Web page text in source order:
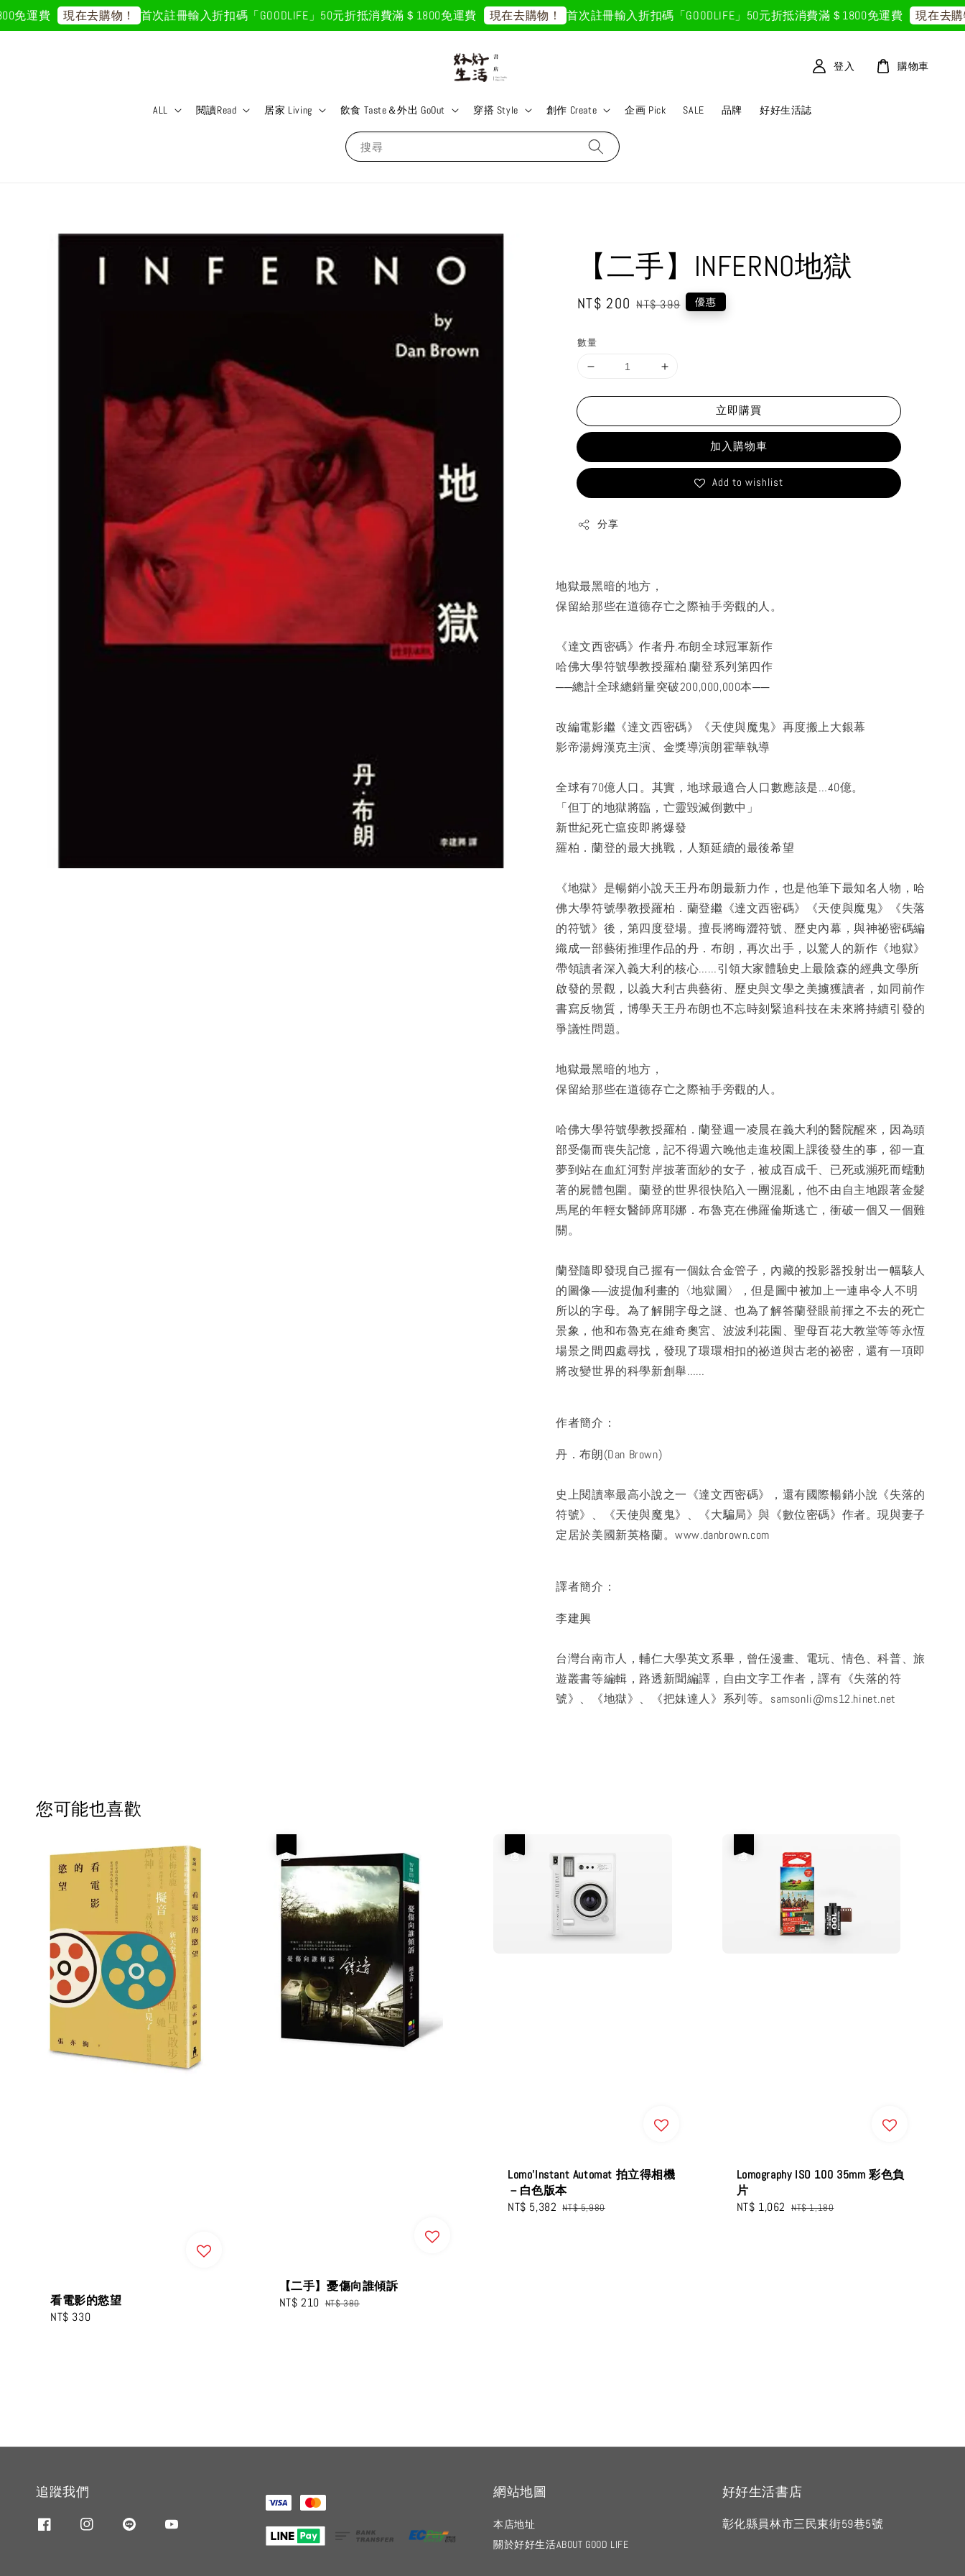
運費 現在去購物！ 首次註冊輸入折扣碼「GOODLIFE」50元折抵消費滿＄1800免運費 現在去購物！ 首次註冊輸入折扣碼「GOODLIFE」50元折抵消費滿＄1800免運費 現在去購物
搜尋
ALL 閱讀Read 居家 Living 飲食 Taste＆外出 GoOut 穿搭 Style 創作 Create 企画 Pick SALE 品牌 好好生活誌
登入 購物車
【二手】INFERNO地獄
Sale
NT$ 200 Regular
NT$ 399 優惠
數量
立即購買
加入購物車
Add to wishlist
分享
地獄最黑暗的地方，
保留給那些在道德存亡之際袖手旁觀的人。
《達文西密碼》作者丹.布朗全球冠軍新作
哈佛大學符號學教授羅柏.蘭登系列第四作
──總計全球總銷量突破200,000,000本──
改編電影繼《達文西密碼》《天使與魔鬼》再度搬上大銀幕
影帝湯姆漢克主演、金獎導演朗霍華執導
全球有70億人口。其實，地球最適合人口數應該是…40億。
「但丁的地獄將臨，亡靈毀滅倒數中」
新世紀死亡瘟疫即將爆發
羅柏．蘭登的最大挑戰，人類延續的最後希望
《地獄》是暢銷小說天王丹布朗最新力作，也是他筆下最知名人物，哈
佛大學符號學教授羅柏．蘭登繼《達文西密碼》《天使與魔鬼》《失落
的符號》後，第四度登場。擅長將晦澀符號、歷史內幕，與神祕密碼編
織成一部藝術推理作品的丹．布朗，再次出手，以驚人的新作《地獄》
帶領讀者深入義大利的核心……引領大家體驗史上最陰森的經典文學所
啟發的景觀，以義大利古典藝術、歷史與文學之美擄獲讀者，如同前作
書寫反物質，博學天王丹布朗也不忘時刻緊追科技在未來將持續引發的
爭議性問題。
地獄最黑暗的地方，
保留給那些在道德存亡之際袖手旁觀的人。
哈佛大學符號學教授羅柏．蘭登週一凌晨在義大利的醫院醒來，因為頭
部受傷而喪失記憶，記不得週六晚他走進校園上課後發生的事，卻一直
夢到站在血紅河對岸披著面紗的女子，被成百成千、已死或瀕死而蠕動
著的屍體包圍。蘭登的世界很快陷入一團混亂，他不由自主地跟著金髮
馬尾的年輕女醫師席耶娜．布魯克在佛羅倫斯逃亡，衝破一個又一個難
關。
蘭登隨即發現自己握有一個鈦合金管子，內藏的投影器投射出一幅駭人
的圖像──波提伽利畫的〈地獄圖〉，但是圖中被加上一連串令人不明
所以的字母。為了解開字母之謎、也為了解答蘭登眼前揮之不去的死亡
景象，他和布魯克在維奇奧宮、波波利花園、聖母百花大教堂等等永恆
場景之間四處尋找，發現了環環相扣的祕道與古老的祕密，還有一項即
將改變世界的科學新創舉……
作者簡介：
丹．布朗(Dan Brown)
史上閱讀率最高小說之一《達文西密碼》，還有國際暢銷小說《失落的
符號》、《天使與魔鬼》、《大騙局》與《數位密碼》作者。現與妻子
定居於美國新英格蘭。www.danbrown.com
譯者簡介：
李建興
台灣台南市人，輔仁大學英文系畢，曾任漫畫、電玩、情色、科普、旅
遊叢書等編輯，路透新聞編譯，自由文字工作者，譯有《失落的符
號》、《地獄》、《把妹達人》系列等。samsonli@ms12.hinet.net
您可能也喜歡
看電影的慾望
Regular
NT$ 330
【二手】憂傷向誰傾訴
Sale
NT$ 210 Regular
NT$ 380
Lomo’Instant Automat 拍立得相機
－白色版本
Sale
NT$ 5,382 Regular
NT$ 5,980
Lomography ISO 100 35mm 彩色負
片
Sale
NT$ 1,062 Regular
NT$ 1,180
追蹤我們 網站地圖
本店地址
關於好好生活ABOUT GOOD LIFE
好好生活書店
彰化縣員林市三民東街59巷5號